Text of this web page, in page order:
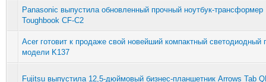
Panasonic выпустила обновленный прочный ноутбук-трансформер
Toughbook CF-C2
Acer готовит к продаже свой новейший компактный светодиодный
модели K137
Fujitsu выпустила 12,5-дюймовый бизнес-планшетник Arrows Tab